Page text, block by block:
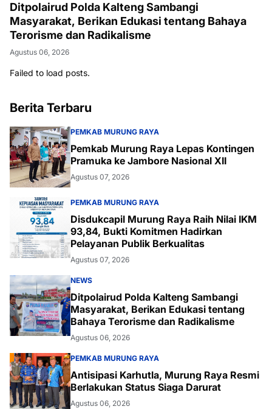
Ditpolairud Polda Kalteng Sambangi
Masyarakat, Berikan Edukasi tentang Bahaya
Terorisme dan Radikalisme
Agustus 06, 2026
Failed to load posts.
Berita Terbaru
PEMKAB MURUNG RAYA
Pemkab Murung Raya Lepas Kontingen
Pramuka ke Jambore Nasional XII
Agustus 07, 2026
PEMKAB MURUNG RAYA
Disdukcapil Murung Raya Raih Nilai IKM
93,84, Bukti Komitmen Hadirkan
Pelayanan Publik Berkualitas
Agustus 07, 2026
NEWS
Ditpolairud Polda Kalteng Sambangi
Masyarakat, Berikan Edukasi tentang
Bahaya Terorisme dan Radikalisme
Agustus 06, 2026
PEMKAB MURUNG RAYA
Antisipasi Karhutla, Murung Raya Resmi
Berlakukan Status Siaga Darurat
Agustus 06, 2026